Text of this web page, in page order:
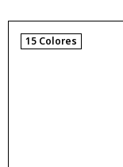
15 Colores